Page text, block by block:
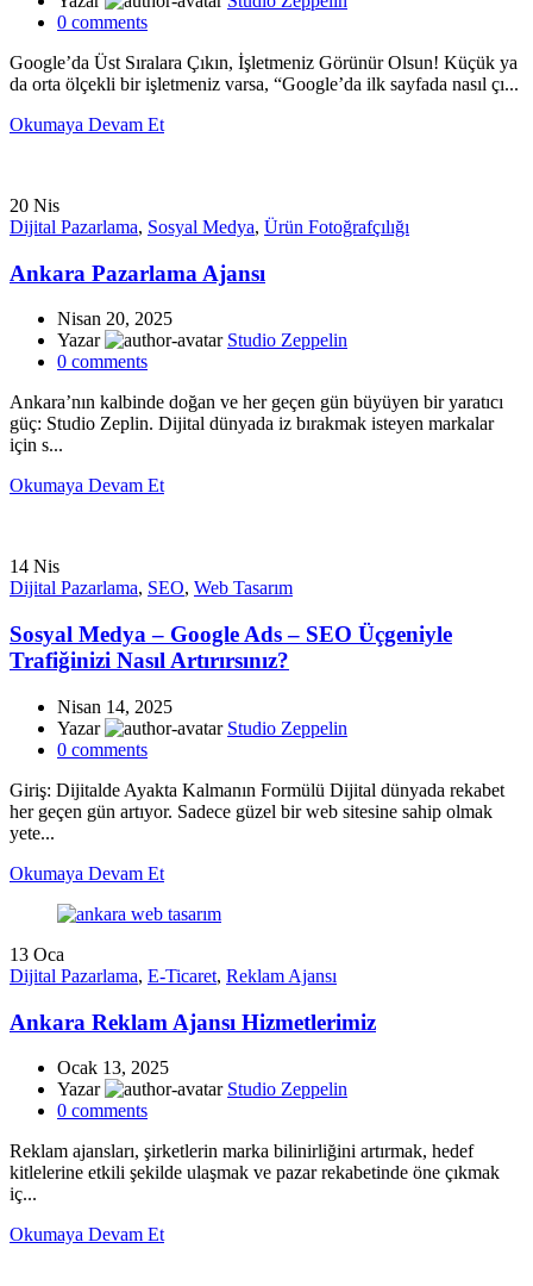
0 comments
Google’da Üst Sıralara Çıkın, İşletmeniz Görünür Olsun! Küçük ya
da orta ölçekli bir işletmeniz varsa, “Google’da ilk sayfada nasıl çı...
Okumaya Devam Et
20 Nis
Dijital Pazarlama, Sosyal Medya, Ürün Fotoğrafçılığı
Ankara Pazarlama Ajansı
Nisan 20, 2025
Yazar
Studio Zeppelin
0 comments
Ankara’nın kalbinde doğan ve her geçen gün büyüyen bir yaratıcı
güç: Studio Zeplin. Dijital dünyada iz bırakmak isteyen markalar
için s...
Okumaya Devam Et
14 Nis
Dijital Pazarlama, SEO, Web Tasarım
Sosyal Medya – Google Ads – SEO Üçgeniyle
Trafiğinizi Nasıl Artırırsınız?
Nisan 14, 2025
Yazar
Studio Zeppelin
0 comments
Giriş: Dijitalde Ayakta Kalmanın Formülü Dijital dünyada rekabet
her geçen gün artıyor. Sadece güzel bir web sitesine sahip olmak
yete...
Okumaya Devam Et
13 Oca
Dijital Pazarlama, E-Ticaret, Reklam Ajansı
Ankara Reklam Ajansı Hizmetlerimiz
Ocak 13, 2025
Yazar
Studio Zeppelin
0 comments
Reklam ajansları, şirketlerin marka bilinirliğini artırmak, hedef
kitlelerine etkili şekilde ulaşmak ve pazar rekabetinde öne çıkmak
iç...
Okumaya Devam Et